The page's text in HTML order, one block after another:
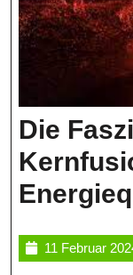
Die
11 Februar